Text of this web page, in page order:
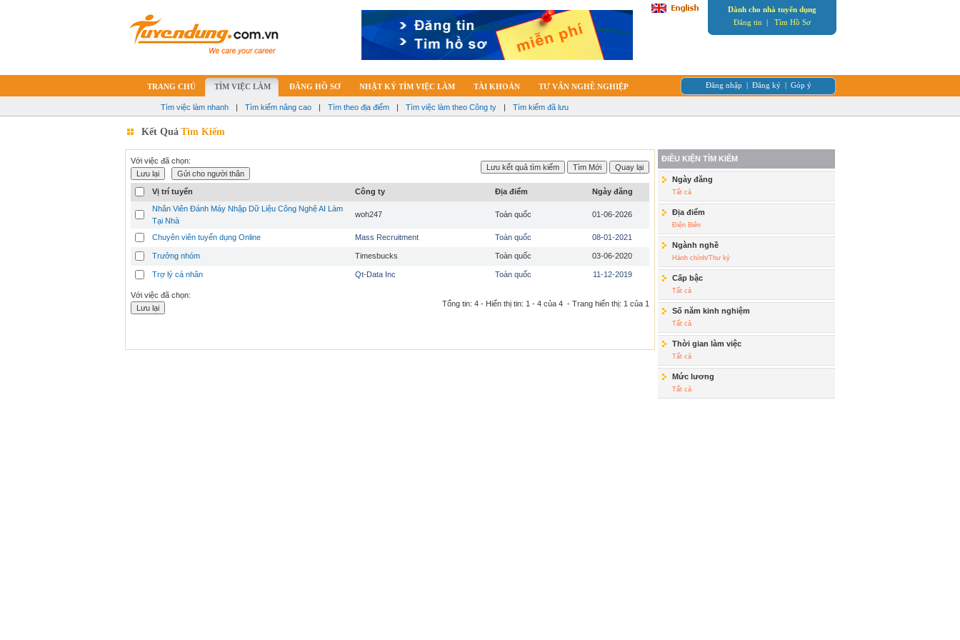
Dành cho nhà tuyển dụng
Đăng tin | Tìm Hồ Sơ
TRANG CHỦ TÌM VIỆC LÀM ĐĂNG HỒ SƠ NHẬT KÝ TÌM VIỆC LÀM TÀI KHOẢN TƯ VẤN NGHỀ NGHIỆP Đăng nhập | Đăng ký | Góp ý
Tìm việc làm nhanh | Tìm kiếm nâng cao | Tìm theo địa điểm | Tìm việc làm theo Công ty | Tìm kiếm đã lưu
Kết Quả Tìm Kiếm
Với việc đã chọn:
Vị trí tuyển Công ty Địa điểm
Ngày đăng
Nhân Viên Đánh Máy Nhập Dữ Liệu Công Nghệ AI Làm
Tại Nhà
woh247 Toàn quốc 01-06-2026
Chuyên viên tuyển dụng Online Mass Recruitment Toàn quốc 08-01-2021
Trưởng nhóm Timesbucks Toàn quốc 03-06-2020
Trợ lý cá nhân Qt-Data Inc Toàn quốc 11-12-2019
Với việc đã chọn:
Tổng tin: 4 - Hiển thị tin: 1 - 4 của 4 - Trang hiển thị: 1 của 1
ĐIỀU KIỆN TÌM KIẾM
Ngày đăng
Tất cả
Địa điểm
Điện Biên
Ngành nghề
Hành chính/Thư ký
Cấp bậc
Tất cả
Số năm kinh nghiệm
Tất cả
Thời gian làm việc
Tất cả
Mức lương
Tất cả